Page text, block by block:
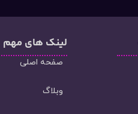
لینک های مهم
صفحه اصلی
وبلاگ